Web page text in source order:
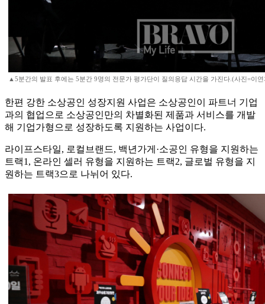
▲5분간의 발표 후에는 5분간 9명의 전문가 평가단이 질의응답 시간을 가진다.(사진=이
한편 강한 소상공인 성장지원 사업은 소상공인이 파트너 기업
과의 협업으로 소상공인만의 차별화된 제품과 서비스를 개발
해 기업가형으로 성장하도록 지원하는 사업이다.
라이프스타일, 로컬브랜드, 백년가게·소공인 유형을 지원하는
트랙1, 온라인 셀러 유형을 지원하는 트랙2, 글로벌 유형을 지
원하는 트랙3으로 나뉘어 있다.